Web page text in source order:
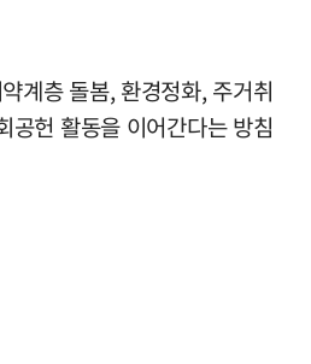
계층 돌봄, 환경정화, 주거취
공헌 활동을 이어간다는 방침